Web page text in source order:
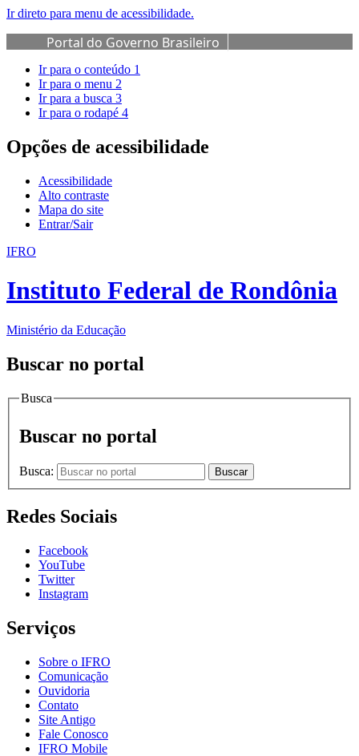
Ir direto para menu de acessibilidade.
Portal do Governo Brasileiro
Ir para o conteúdo 1
Ir para o menu 2
Ir para a busca 3
Ir para o rodapé 4
Opções de acessibilidade
Acessibilidade
Alto contraste
Mapa do site
Entrar/Sair
IFRO
Instituto Federal de Rondônia
Ministério da Educação
Buscar no portal
Busca
Buscar no portal
Busca: Buscar
Redes Sociais
Facebook
YouTube
Twitter
Instagram
Serviços
Sobre o IFRO
Comunicação
Ouvidoria
Contato
Site Antigo
Fale Conosco
IFRO Mobile